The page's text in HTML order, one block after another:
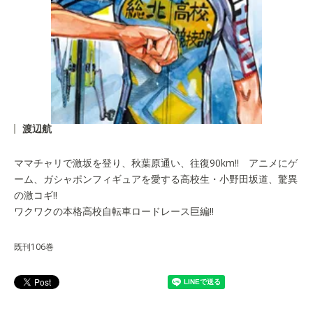
渡辺航
ママチャリで激坂を登り、秋葉原通い、往復90km!! アニメにゲ
ーム、ガシャポンフィギュアを愛する高校生・小野田坂道、驚異
の激コギ!!
ワクワクの本格高校自転車ロードレース巨編!!
既刊106巻